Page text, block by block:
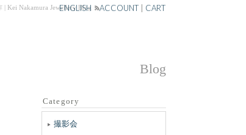
Kei Nakamura Jewellery Blog
ENGLISH ACCOUNT CART
Blog
Category
撮影会